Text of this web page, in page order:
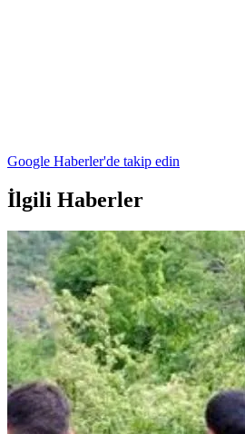
Google Haberler'de takip edin
İlgili Haberler